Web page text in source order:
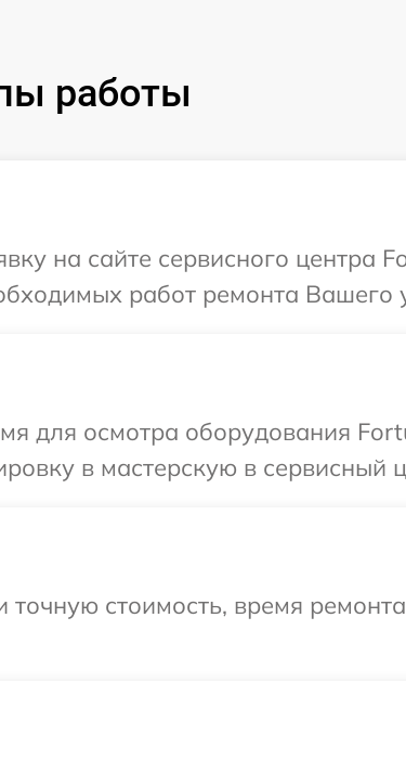
работы
на сайте сервисного центра
работ ремонта Вашего
для осмотра оборудования
в мастерскую в сервисный
стоимость, время